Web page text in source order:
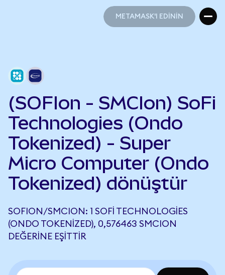
METAMASK'I EDİNİN
(SOFIon - SMCIon) SoFi
Technologies (Ondo
Tokenized) - Super
Micro Computer (Ondo
Tokenized) dönüştür
SOFION/SMCION: 1 SOFI TECHNOLOGIES
(ONDO TOKENIZED), 0,576463 SMCION
DEĞERINE EŞITTIR